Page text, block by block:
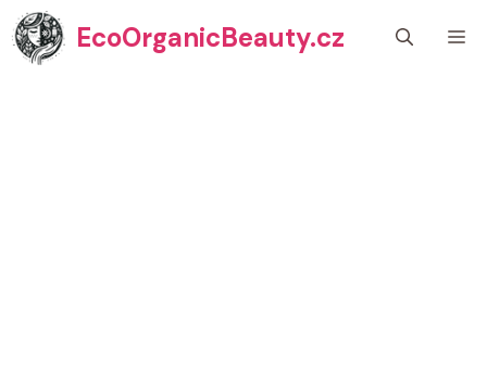
Přeskočit
na
obsah
EcoOrganicBeauty.cz